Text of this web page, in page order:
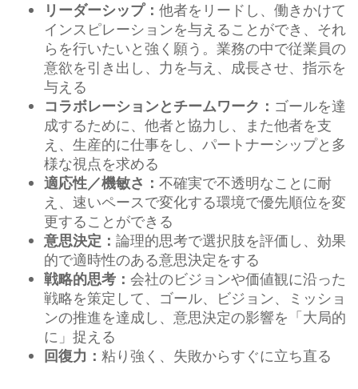
リーダーシップ： 他者をリードし、働きかけて
インスピレーションを与えることができ、それ
らを行いたいと強く願う。業務の中で従業員の
意欲を引き出し、力を与え、成長させ、指示を
与える
コラボレーションとチームワーク： ゴールを達
成するために、他者と協力し、また他者を支
え、生産的に仕事をし、パートナーシップと多
様な視点を求める
適応性／機敏さ： 不確実で不透明なことに耐
え、速いペースで変化する環境で優先順位を変
更することができる
意思決定： 論理的思考で選択肢を評価し、効果
的で適時性のある意思決定をする
戦略的思考： 会社のビジョンや価値観に沿った
戦略を策定して、ゴール、ビジョン、ミッショ
ンの推進を達成し、意思決定の影響を「大局的
に」捉える
回復力： 粘り強く、失敗からすぐに立ち直る